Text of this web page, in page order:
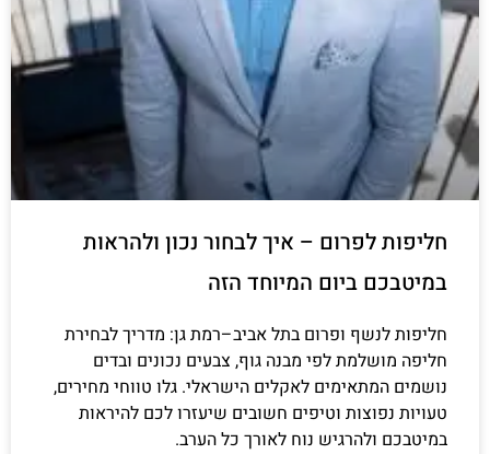
חליפות לפרום – איך לבחור נכון ולהראות
במיטבכם ביום המיוחד הזה
חליפות לנשף ופרום בתל אביב–רמת גן: מדריך לבחירת
חליפה מושלמת לפי מבנה גוף, צבעים נכונים ובדים
נושמים המתאימים לאקלים הישראלי. גלו טווחי מחירים,
טעויות נפוצות וטיפים חשובים שיעזרו לכם להיראות
במיטבכם ולהרגיש נוח לאורך כל הערב.